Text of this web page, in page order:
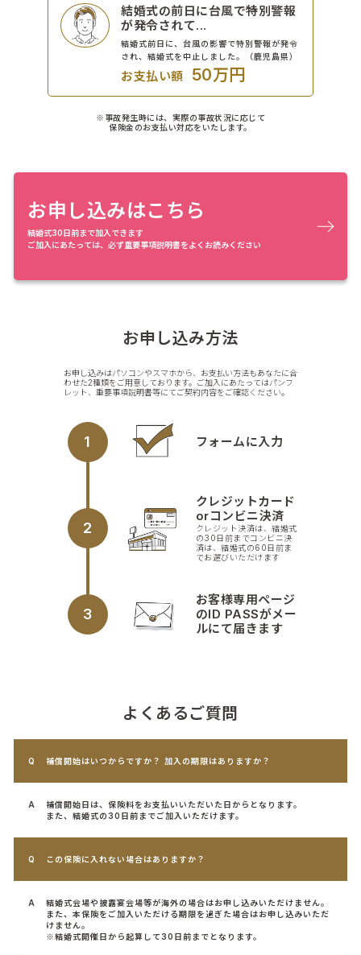
結婚式の前日に台風で特別警報
が発令されて...
結婚式前日に、台風の影響で特別警報が発令
され、結婚式を中止しました。（鹿児島県）
お支払い額 50万円
※事故発生時には、実際の事故状況に応じて
保険金のお支払い対応をいたします。
お申し込みはこちら
結婚式30日前まで加入できます
ご加入にあたっては、必ず重要事項説明書をよくお読みください
お申し込み方法
お申し込みはパソコンやスマホから、お支払い方法もあなたに合
わせた2種類をご用意しております。ご加入にあたってはパンフ
レット、重要事項説明書等にてご契約内容をご確認ください。
1 フォームに入力
2
クレジットカード
orコンビニ決済
クレジット決済は、結婚式
の30日前までコンビニ決
済は、結婚式の60日前ま
でお選びいただけます
3
お客様専用ページ
のID PASSがメー
ルにて届きます
よくあるご質問
補償開始はいつからですか？ 加入の期限はありますか？
補償開始日は、保険料をお支払いいただいた日からとなります。
また、結婚式の30日前までご加入いただけます。
この保険に入れない場合はありますか？
結婚式会場や披露宴会場等が海外の場合はお申し込みいただけません。
また、本保険をご加入いただける期限を過ぎた場合はお申し込みいただ
けません。
※結婚式開催日から起算して30日前までとなります。